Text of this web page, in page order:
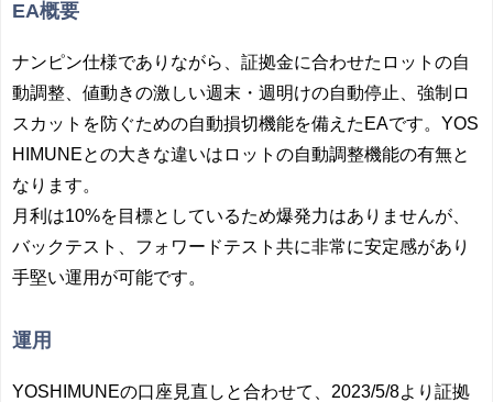
EA概要
ナンピン仕様でありながら、証拠金に合わせたロットの自
動調整、値動きの激しい週末・週明けの自動停止、強制ロ
スカットを防ぐための自動損切機能を備えたEAです。YOS
HIMUNEとの大きな違いはロットの自動調整機能の有無と
なります。
月利は10%を目標としているため爆発力はありませんが、
バックテスト、フォワードテスト共に非常に安定感があり
手堅い運用が可能です。
運用
YOSHIMUNEの口座見直しと合わせて、2023/5/8より証拠